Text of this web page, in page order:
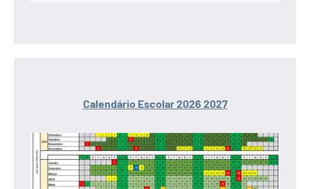
Calendário Escolar 2026 2027